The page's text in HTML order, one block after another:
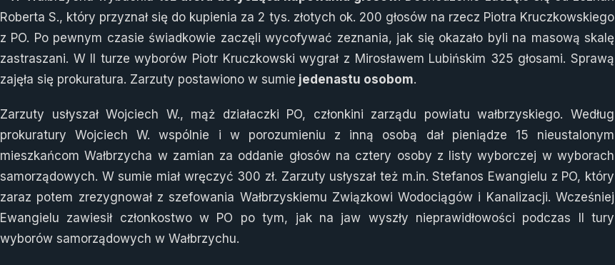
Roberta S., który przyznał się do kupienia za 2 tys. złotych ok. 200 głosów na rzecz Piotra Kruczkowskiego
z PO. Po pewnym czasie świadkowie zaczęli wycofywać zeznania, jak się okazało byli na masową skalę
zastraszani. W II turze wyborów Piotr Kruczkowski wygrał z Mirosławem Lubińskim 325 głosami. Sprawą
zajęła się prokuratura. Zarzuty postawiono w sumie jedenastu osobom.
Zarzuty usłyszał Wojciech W., mąż działaczki PO, członkini zarządu powiatu wałbrzyskiego. Według
prokuratury Wojciech W. wspólnie i w porozumieniu z inną osobą dał pieniądze 15 nieustalonym
mieszkańcom Wałbrzycha w zamian za oddanie głosów na cztery osoby z listy wyborczej w wyborach
samorządowych. W sumie miał wręczyć 300 zł. Zarzuty usłyszał też m.in. Stefanos Ewangielu z PO, który
zaraz potem zrezygnował z szefowania Wałbrzyskiemu Związkowi Wodociągów i Kanalizacji. Wcześniej
Ewangielu zawiesił członkostwo w PO po tym, jak na jaw wyszły nieprawidłowości podczas II tury
wyborów samorządowych w Wałbrzychu.